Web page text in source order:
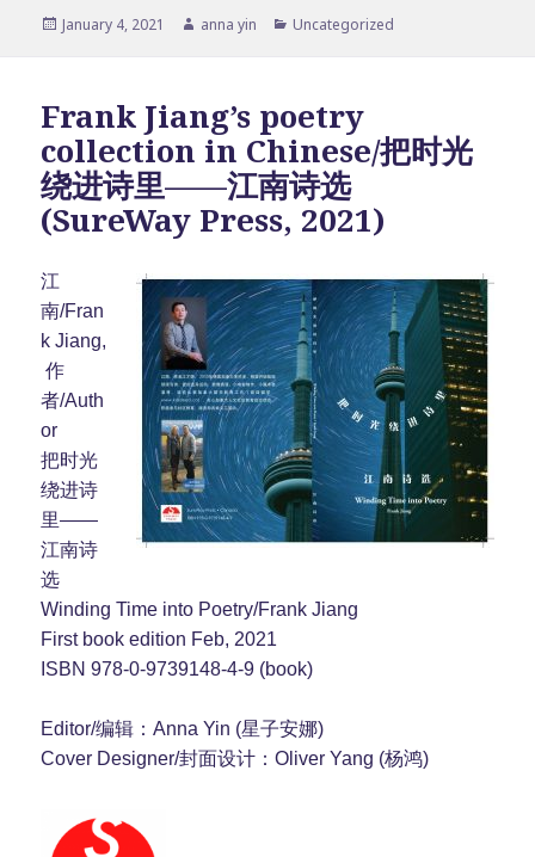
Posted
January 4, 2021 Author
anna yin Categories
Uncategorized
Frank Jiang’s poetry
collection in Chinese/把时光
绕进诗里——江南诗选
(SureWay Press, 2021)
江
南/Fran
k Jiang,
作
者/Auth
or
把时光
绕进诗
里——
江南诗
选
Winding Time into Poetry/Frank Jiang
First book edition Feb, 2021
ISBN 978-0-9739148-4-9 (book)
Editor/编辑：Anna Yin (星子安娜)
Cover Designer/封面设计：Oliver Yang (杨鸿)